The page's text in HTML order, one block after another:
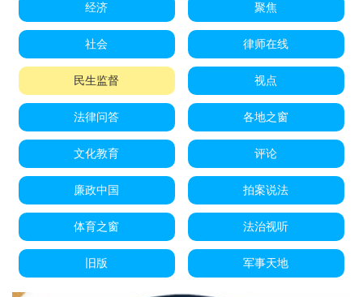
经济 聚焦
社会 律师在线
民生监督 视点
法律问答 各地之窗
文化教育 评论
廉政中国 拍案说法
体育之窗 法治视听
旧版 军事天地